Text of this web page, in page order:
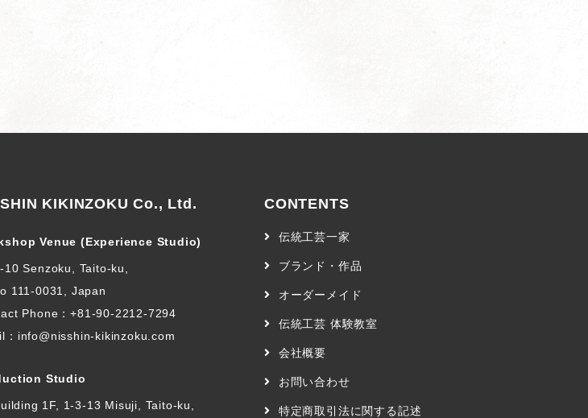
KIKINZOKU Co., Ltd.
Venue (Experience Studio)
10 Senzoku, Taito-ku,
111-0031, Japan
Phone：+81-90-2212-7294
：info@nisshin-kikinzoku.com
Studio
1F, 1-3-13 Misuji, Taito-ku,
CONTENTS
伝統工芸一家
ブランド・作品
オーダーメイド
伝統工芸 体験教室
会社概要
お問い合わせ
特定商取引法に関する記述